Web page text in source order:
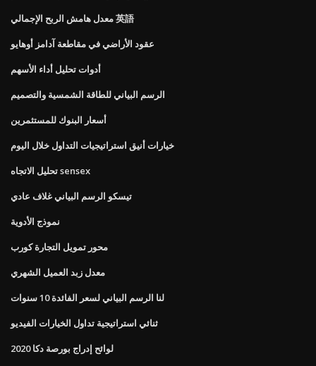
معدل هامش الربح الإجمالي 英語
عقود الأراضي في مقاطعة آدامز أوهايو
أدوات تحليل أداء الأسهم
الرسم البياني للطاقة الشمسية والتصميم
أسعار البنوك للمستثمرين
خيارات أنيق استراتيجيات التداول خلال اليوم
تحليل الاتجاه sensex
تيسكو الرسم البياني غلاف عادي
نموذج الأدوية
محور تمويل التجارة كورب
معدل زبد العميل الشهري
لنا الرسم البياني لسعر الفائدة 10 سنوات
ثنائي استراتيجية تداول الخيارات الفيديو
لوائح إدراج بورصة دكا 2020